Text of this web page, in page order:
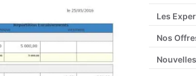
Les
Nos